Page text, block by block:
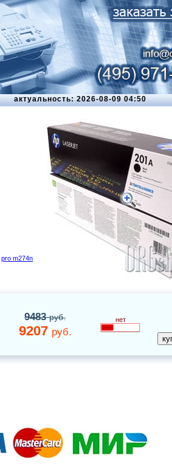
актуальность: 2026-08-09 04:50
pro m274n
9483руб.
9207 руб.
нет